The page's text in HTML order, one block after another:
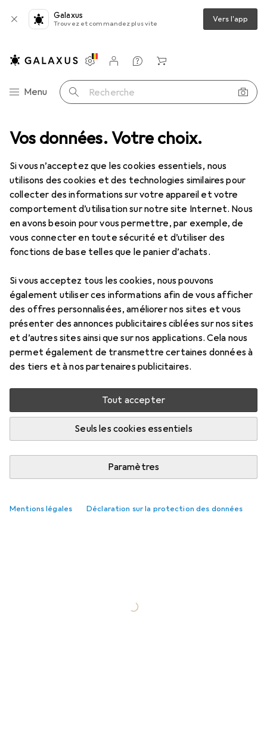
Vos données. Votre choix.
Si vous n’acceptez que les cookies essentiels, nous
utilisons des cookies et des technologies similaires pour
collecter des informations sur votre appareil et votre
comportement d’utilisation sur notre site Internet. Nous
en avons besoin pour vous permettre, par exemple, de
vous connecter en toute sécurité et d’utiliser des
fonctions de base telles que le panier d’achats.
Si vous acceptez tous les cookies, nous pouvons
également utiliser ces informations afin de vous afficher
des offres personnalisées, améliorer nos sites et vous
présenter des annonces publicitaires ciblées sur nos sites
et d’autres sites ainsi que sur nos applications. Cela nous
permet également de transmettre certaines données à
des tiers et à nos partenaires publicitaires.
Tout accepter
Seuls les cookies essentiels
Paramètres
Mentions légales Déclaration sur la protection des données
Galaxus
Trouvez et commandez plus vite Vers l'app
Navigation par catégorie
Menu Recherche
Paramètres
Compte client
Listes de comparaison
Listes d'envies
Panier
Machines + ateliers Appareils de mesure
Laser lignes
ProduitsForum